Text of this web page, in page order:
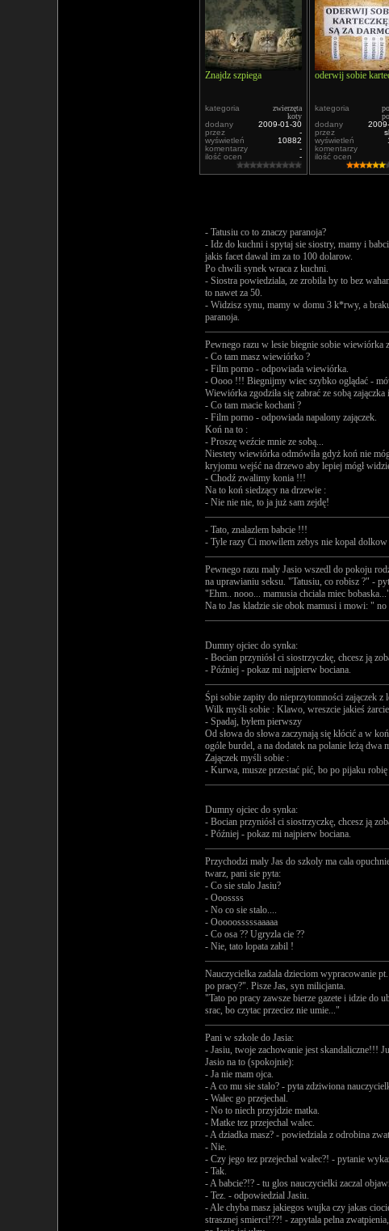
Znajdz szpiega
kategoria
zwierzęta
koty
dodany
2009-01-30
przez
-
wyświetleń
10882
komentarzy
-
ilość ocen
-
oderwij sobie
kategoria
dodany
przez
wyświetleń
komentarzy
ilość ocen
- Tatusiu co to znaczy paranoja?
- Idz do kuchni i spytaj sie siostry, mamy i
jakis facet dawal im za to 100 dolarow.
Po chwili synek wraca z kuchni.
- Siostra powiedziala, ze zrobila by to bez
to nawet za 50.
- Widzisz synu, mamy w domu 3 k*rwy, a
paranoja.
Pewnego razu w lesie biegnie sobie wiewiórka
- Co tam masz wiewiórko ?
- Film porno - odpowiada wiewiórka.
- Oooo !!! Biegnijmy wiec szybko oglądać -
Wiewiórka zgodziła się zabrać ze sobą
- Co tam macie kochani ?
- Film porno - odpowiada napalony zajączek.
Koń na to :
- Proszę weźcie mnie ze sobą...
Niestety wiewiórka odmówiła gdyż koń nie
kryjomu wejść na drzewo aby lepiej mógł
- Chodź zwalimy konia !!!
Na to koń siedzący na drzewie :
- Nie nie nie, to ja już sam zejdę!
- Tato, znalazlem babcie !!!
- Tyle razy Ci mowilem zebys nie kopal
Pewnego razu maly Jasio wszedl do pokoju
na uprawianiu seksu. "Tatusiu, co robisz ?" -
"Ehm.. nooo... mamusia chciala miec
Na to Jas kladzie sie obok mamusi i mowi: "
Dumny ojciec do synka:
- Bocian przyniósł ci siostrzyczkę, chcesz ją
- Później - pokaz mi najpierw bociana.
Śpi sobie zapity do nieprzytomności zajączek z
Wilk myśli sobie : Klawo, wreszcie jakieś
- Spadaj, byłem pierwszy
Od słowa do słowa zaczynają się kłócić a w
ogóle burdel, a na dodatek na polanie leżą dwa
Zajączek myśli sobie :
- Kurwa, musze przestać pić, bo po pijaku robię
Dumny ojciec do synka:
- Bocian przyniósł ci siostrzyczkę, chcesz ją
- Później - pokaz mi najpierw bociana.
Przychodzi maly Jas do szkoly ma cala
twarz, pani sie pyta:
- Co sie stalo Jasiu?
- Ooossss
- No co sie stalo....
- Ooooosssssaaaaa
- Co osa ?? Ugryzla cie ??
- Nie, tato lopata zabil !
Nauczycielka zadala dzieciom wypracowanie
po pracy?". Pisze Jas, syn milicjanta.
"Tato po pracy zawsze bierze gazete i idzie do
srac, bo czytac przeciez nie umie..."
Pani w szkole do Jasia:
- Jasiu, twoje zachowanie jest skandaliczne!!!
Jasio na to (spokojnie):
- Ja nie mam ojca.
- A co mu sie stalo? - pyta zdziwiona
- Walec go przejechal.
- No to niech przyjdzie matka.
- Matke tez przejechal walec.
- A dziadka masz? - powiedziala z odrobina
- Nie.
- Czy jego tez przejechal walec?! - pytanie
- Tak.
- A babcie?!? - tu glos nauczycielki zaczal
- Tez. - odpowiedzial Jasiu.
- Ale chyba masz jakiegos wujka czy jakas
strasznej smierci!??! - zapytala pelna